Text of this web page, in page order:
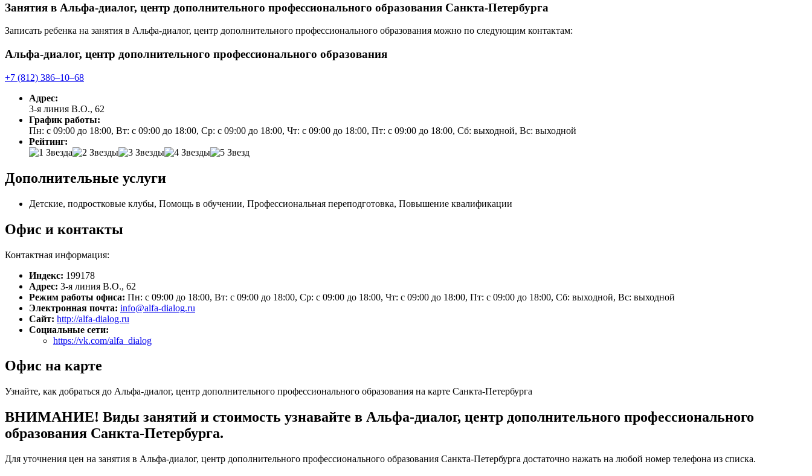
Занятия в Альфа-диалог, центр дополнительного профессионального образования Санкта-Петербурга
Записать ребенка на занятия в Альфа-диалог, центр дополнительного профессионального образования можно по следующим контактам:
Альфа-диалог, центр дополнительного профессионального образования
+7 (812) 386‒10‒68
Адрес:
3-я линия В.О., 62
График работы:
Пн: с 09:00 до 18:00, Вт: с 09:00 до 18:00, Ср: с 09:00 до 18:00, Чт: с 09:00 до 18:00, Пт: с 09:00 до 18:00, Сб: выходной, Вс: выходной
Рейтинг:
Дополнительные услуги
Детские, подростковые клубы, Помощь в обучении, Профессиональная переподготовка, Повышение квалификации
Офис и контакты
Контактная информация:
Индекс: 199178
Адрес: 3-я линия В.О., 62
Режим работы офиса: Пн: с 09:00 до 18:00, Вт: с 09:00 до 18:00, Ср: с 09:00 до 18:00, Чт: с 09:00 до 18:00, Пт: с 09:00 до 18:00, Сб: выходной, Вс: выходной
Электронная почта: info@alfa-dialog.ru
Сайт: http://alfa-dialog.ru
Социальные сети:
https://vk.com/alfa_dialog
Офис на карте
Узнайте, как добраться до Альфа-диалог, центр дополнительного профессионального образования на карте Санкта-Петербурга
ВНИМАНИЕ! Виды занятий и стоимость узнавайте в Альфа-диалог, центр дополнительного профессионального
образования Санкта-Петербурга.
Для уточнения цен на занятия в Альфа-диалог, центр дополнительного профессионального образования Санкта-Петербурга достаточно нажать на любой номер телефона из списка.